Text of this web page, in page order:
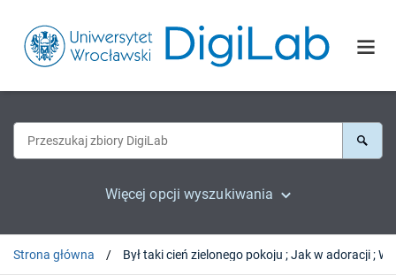
Więcej opcji wyszukiwania
Strona główna